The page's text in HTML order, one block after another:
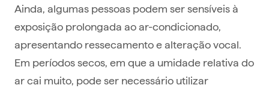
Ainda, algumas pessoas podem ser sensíveis à
exposição prolongada ao ar-condicionado,
apresentando ressecamento e alteração vocal.
Em períodos secos, em que a umidade relativa do
ar cai muito, pode ser necessário utilizar